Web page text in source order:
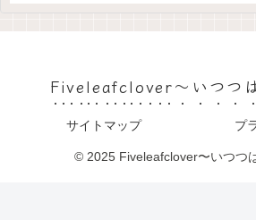
Fiveleafclover〜いつつ
サイトマップ プ
© 2025 Fiveleafclover〜いつつ